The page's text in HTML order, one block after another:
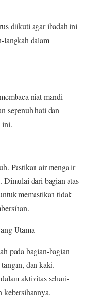
diikuti agar ibadah ini
langkah dalam
niat mandi
sepenuh hati dan
ini.
Pastikan air mengalir
Dimulai dari bagian atas
memastikan tidak
Utama
pada bagian-bagian
dan kaki.
aktivitas sehari-
kebersihannya.